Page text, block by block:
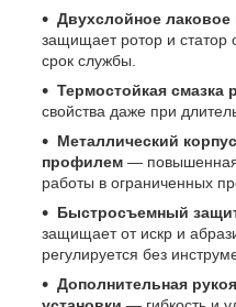
Двухслойное
защищает ротор и статор
срок службы.
Термостойкая смазка
свойства даже при
Металлический
профилем — повышенная
работы в ограниченных
Быстросъемный
защищает от искр и
регулируется без
Дополнительная